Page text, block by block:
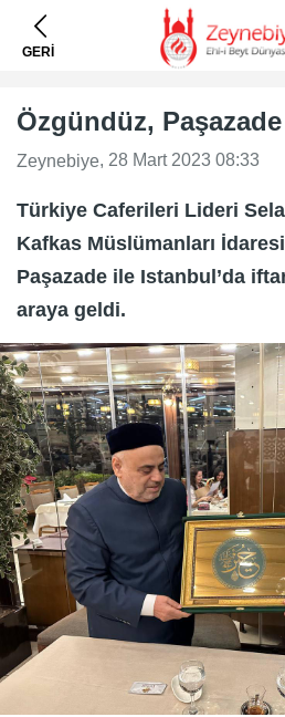
GERİ
Özgündüz,
Zeynebiye, 28 Mart 2023 08:33
Türkiye Caferileri Lideri
Kafkas Müslümanları
Paşazade ile Istanbul’da
araya geldi.